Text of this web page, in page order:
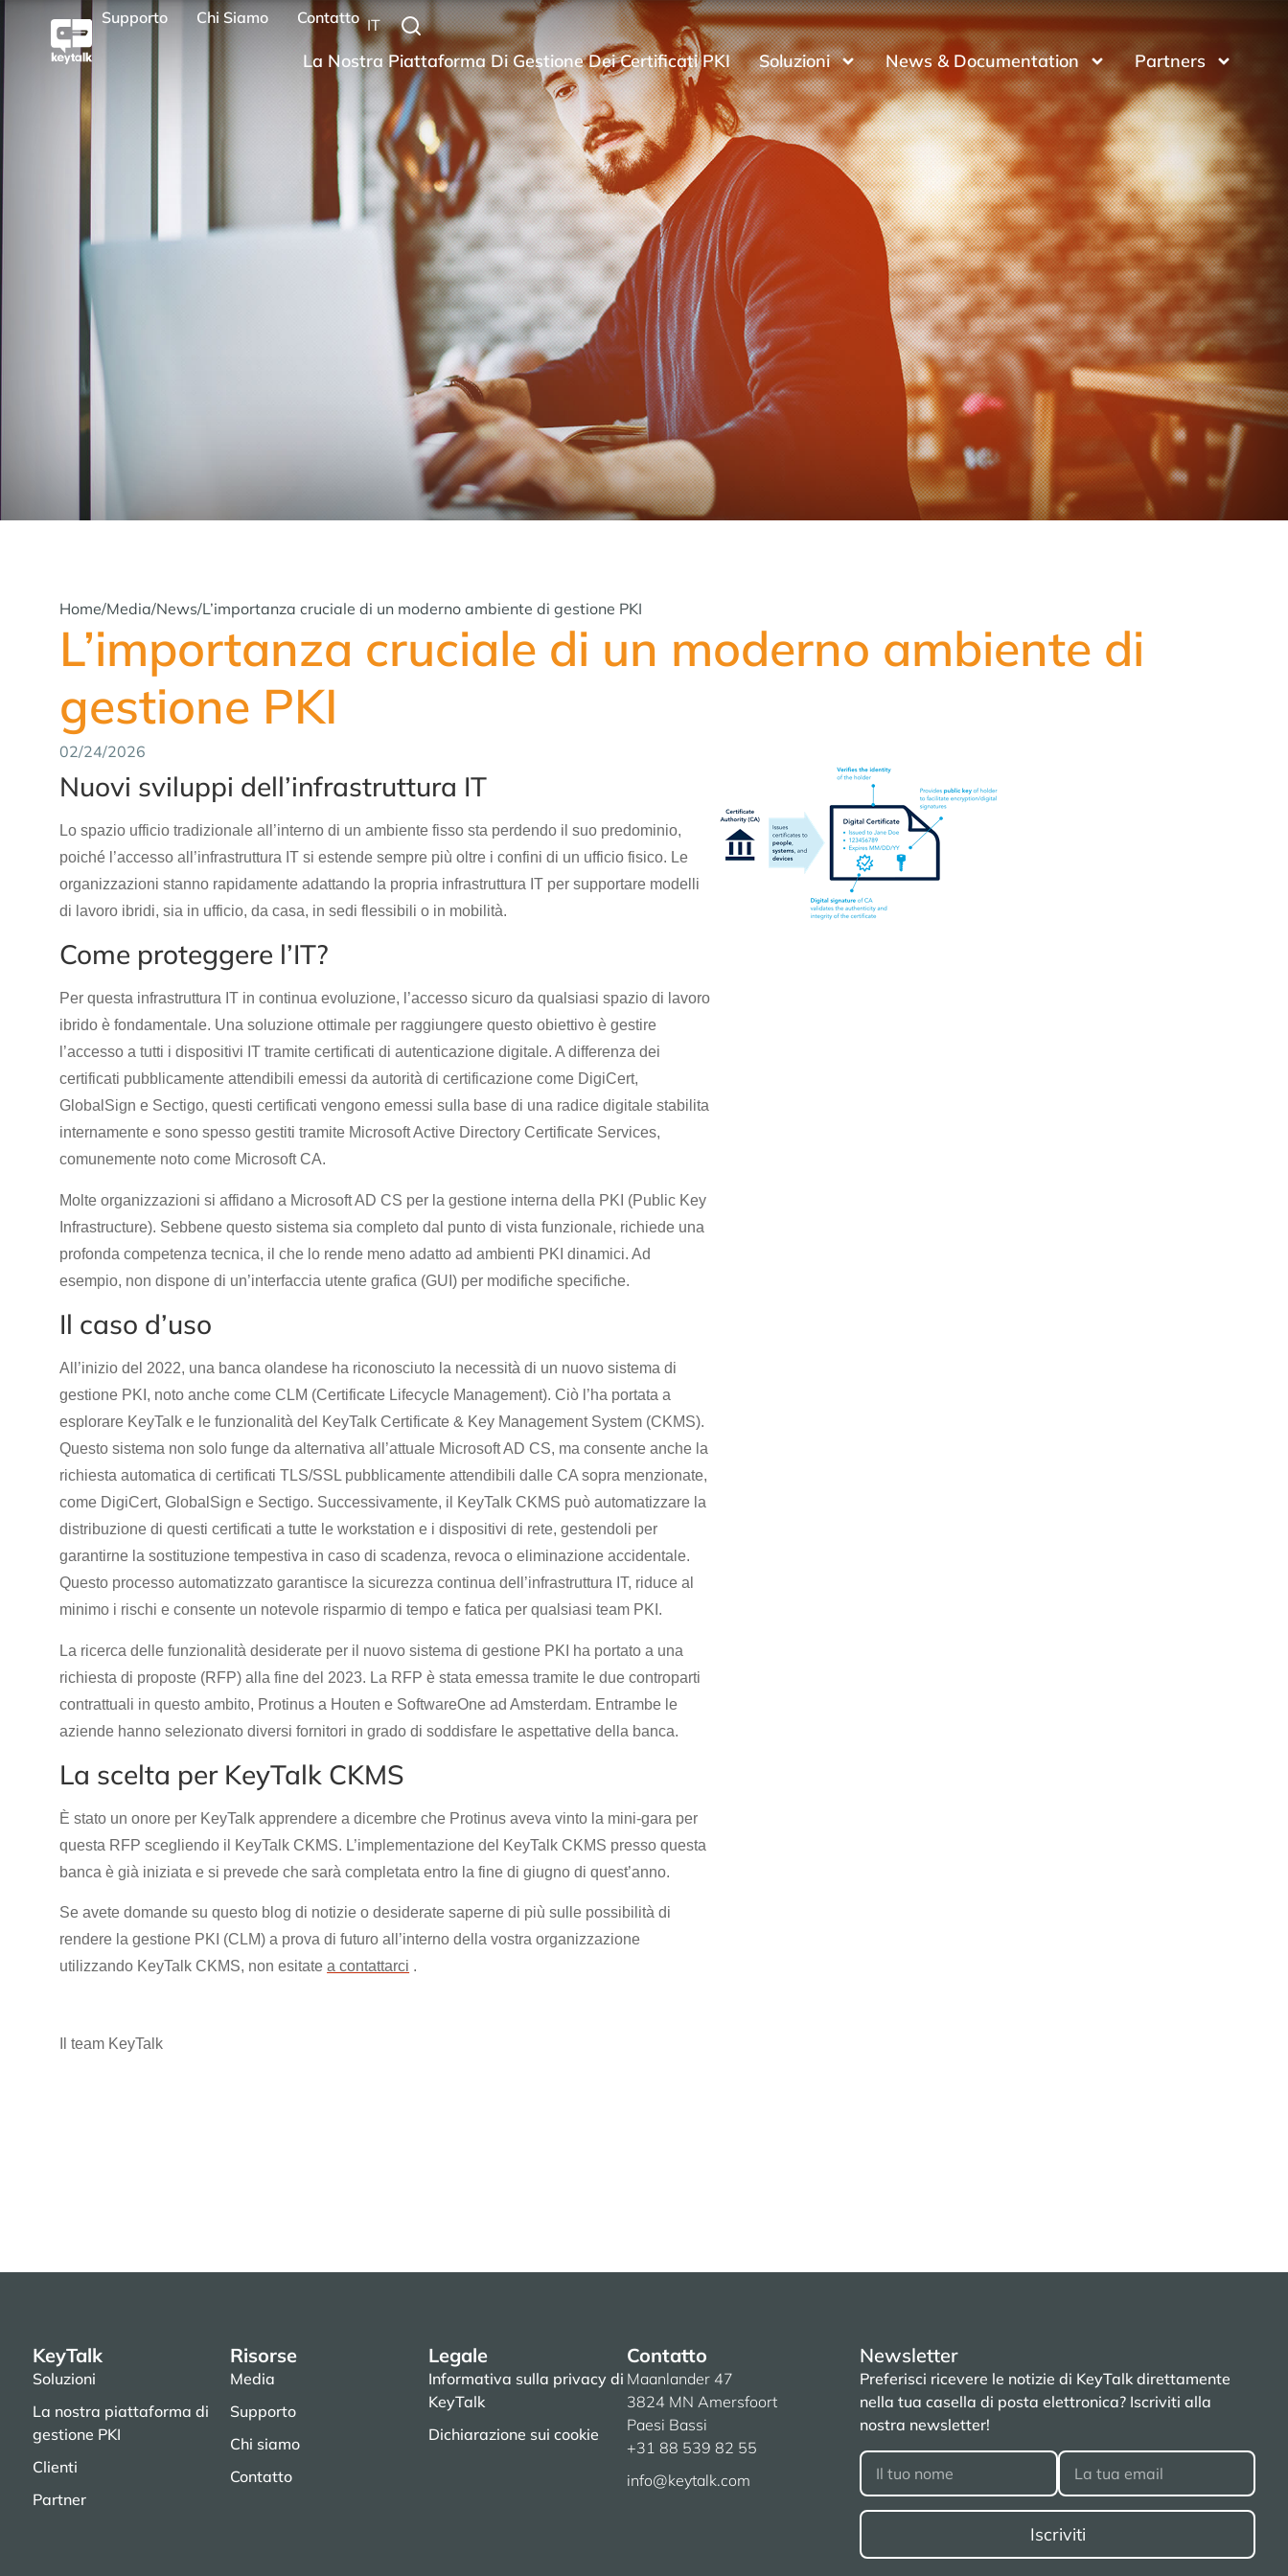
Supporto Chi Siamo Contatto IT
La Nostra Piattaforma Di Gestione Dei Certificati PKI Soluzioni News & Documentation Partners
Home/Media/News/L’importanza cruciale di un moderno ambiente di gestione PKI
L’importanza cruciale di un moderno ambiente di
gestione PKI
02/24/2026
Nuovi sviluppi dell’infrastruttura IT
Lo spazio ufficio tradizionale all’interno di un ambiente fisso sta perdendo il suo predominio,
poiché l’accesso all’infrastruttura IT si estende sempre più oltre i confini di un ufficio fisico. Le
organizzazioni stanno rapidamente adattando la propria infrastruttura IT per supportare modelli
di lavoro ibridi, sia in ufficio, da casa, in sedi flessibili o in mobilità.
Come proteggere l’IT?
Per questa infrastruttura IT in continua evoluzione, l’accesso sicuro da qualsiasi spazio di lavoro
ibrido è fondamentale. Una soluzione ottimale per raggiungere questo obiettivo è gestire
l’accesso a tutti i dispositivi IT tramite certificati di autenticazione digitale. A differenza dei
certificati pubblicamente attendibili emessi da autorità di certificazione come DigiCert,
GlobalSign e Sectigo, questi certificati vengono emessi sulla base di una radice digitale stabilita
internamente e sono spesso gestiti tramite Microsoft Active Directory Certificate Services,
comunemente noto come Microsoft CA.
Molte organizzazioni si affidano a Microsoft AD CS per la gestione interna della PKI (Public Key
Infrastructure). Sebbene questo sistema sia completo dal punto di vista funzionale, richiede una
profonda competenza tecnica, il che lo rende meno adatto ad ambienti PKI dinamici. Ad
esempio, non dispone di un’interfaccia utente grafica (GUI) per modifiche specifiche.
Il caso d’uso
All’inizio del 2022, una banca olandese ha riconosciuto la necessità di un nuovo sistema di
gestione PKI, noto anche come CLM (Certificate Lifecycle Management). Ciò l’ha portata a
esplorare KeyTalk e le funzionalità del KeyTalk Certificate & Key Management System (CKMS).
Questo sistema non solo funge da alternativa all’attuale Microsoft AD CS, ma consente anche la
richiesta automatica di certificati TLS/SSL pubblicamente attendibili dalle CA sopra menzionate,
come DigiCert, GlobalSign e Sectigo. Successivamente, il KeyTalk CKMS può automatizzare la
distribuzione di questi certificati a tutte le workstation e i dispositivi di rete, gestendoli per
garantirne la sostituzione tempestiva in caso di scadenza, revoca o eliminazione accidentale.
Questo processo automatizzato garantisce la sicurezza continua dell’infrastruttura IT, riduce al
minimo i rischi e consente un notevole risparmio di tempo e fatica per qualsiasi team PKI.
La ricerca delle funzionalità desiderate per il nuovo sistema di gestione PKI ha portato a una
richiesta di proposte (RFP) alla fine del 2023. La RFP è stata emessa tramite le due controparti
contrattuali in questo ambito, Protinus a Houten e SoftwareOne ad Amsterdam. Entrambe le
aziende hanno selezionato diversi fornitori in grado di soddisfare le aspettative della banca.
La scelta per KeyTalk CKMS
È stato un onore per KeyTalk apprendere a dicembre che Protinus aveva vinto la mini-gara per
questa RFP scegliendo il KeyTalk CKMS. L’implementazione del KeyTalk CKMS presso questa
banca è già iniziata e si prevede che sarà completata entro la fine di giugno di quest’anno.
Se avete domande su questo blog di notizie o desiderate saperne di più sulle possibilità di
rendere la gestione PKI (CLM) a prova di futuro all’interno della vostra organizzazione
utilizzando KeyTalk CKMS, non esitatea contattarci .
Il team KeyTalk
KeyTalk
Soluzioni
La nostra piattaforma di
gestione PKI
Clienti
Partner
Risorse
Media
Supporto
Chi siamo
Contatto
Legale
Informativa sulla privacy di
KeyTalk
Dichiarazione sui cookie
Contatto
Maanlander 47
3824 MN Amersfoort
Paesi Bassi
+31 88 539 82 55
info@keytalk.com
Newsletter
Preferisci ricevere le notizie di KeyTalk direttamente
nella tua casella di posta elettronica? Iscriviti alla
nostra newsletter!